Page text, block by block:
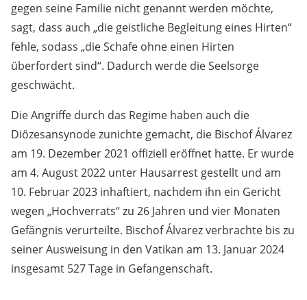
gegen seine Familie nicht genannt werden möchte,
sagt, dass auch „die geistliche Begleitung eines Hirten“
fehle, sodass „die Schafe ohne einen Hirten
überfordert sind“. Dadurch werde die Seelsorge
geschwächt.
Die Angriffe durch das Regime haben auch die
Diözesansynode zunichte gemacht, die Bischof Álvarez
am 19. Dezember 2021 offiziell eröffnet hatte. Er wurde
am 4. August 2022 unter Hausarrest gestellt und am
10. Februar 2023 inhaftiert, nachdem ihn ein Gericht
wegen „Hochverrats“ zu 26 Jahren und vier Monaten
Gefängnis verurteilte. Bischof Álvarez verbrachte bis zu
seiner Ausweisung in den Vatikan am 13. Januar 2024
insgesamt 527 Tage in Gefangenschaft.